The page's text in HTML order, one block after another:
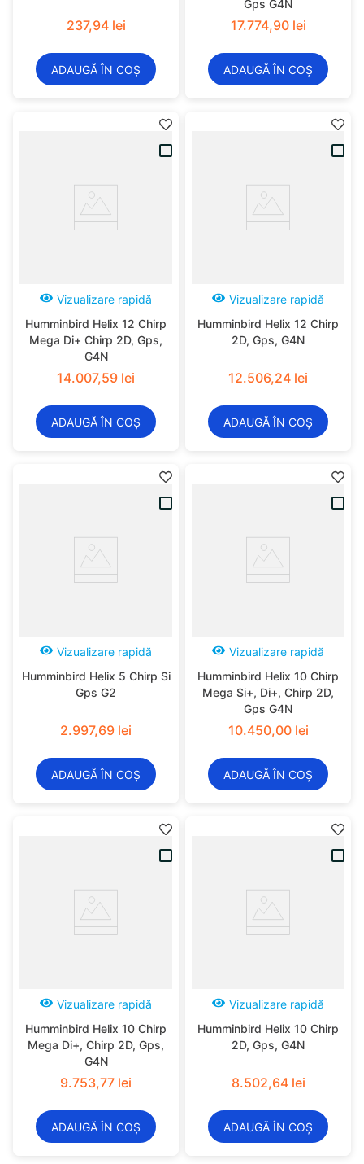
237,94 lei
ADAUGĂ ÎN COȘ
Gps G4N
17.774,90 lei
ADAUGĂ ÎN COȘ
Vizualizare rapidă
Humminbird Helix 12 Chirp
Mega Di+ Chirp 2D, Gps,
G4N
14.007,59 lei
ADAUGĂ ÎN COȘ
Vizualizare rapidă
Humminbird Helix 12 Chirp
2D, Gps, G4N
12.506,24 lei
ADAUGĂ ÎN COȘ
Vizualizare rapidă
Humminbird Helix 5 Chirp Si
Gps G2
2.997,69 lei
ADAUGĂ ÎN COȘ
Vizualizare rapidă
Humminbird Helix 10 Chirp
Mega Si+, Di+, Chirp 2D,
Gps G4N
10.450,00 lei
ADAUGĂ ÎN COȘ
Vizualizare rapidă
Humminbird Helix 10 Chirp
Mega Di+, Chirp 2D, Gps,
G4N
9.753,77 lei
ADAUGĂ ÎN COȘ
Vizualizare rapidă
Humminbird Helix 10 Chirp
2D, Gps, G4N
8.502,64 lei
ADAUGĂ ÎN COȘ